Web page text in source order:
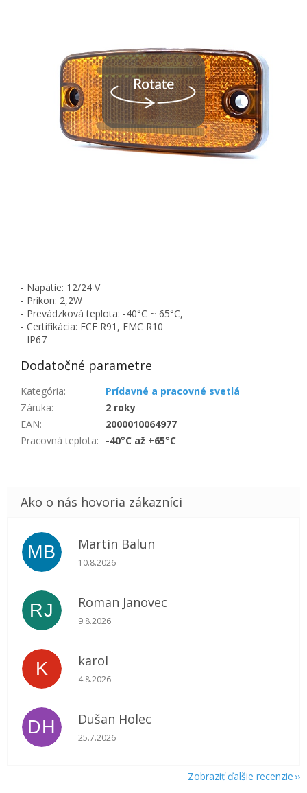
- Napätie: 12/24 V
- Príkon: 2,2W
- Prevádzková teplota: -40°C ~ 65°C,
- Certifikácia: ECE R91, EMC R10
- IP67
Dodatočné parametre
Kategória:
Prídavné a pracovné svetlá
Záruka:
2 roky
EAN:
2000010064977
Pracovná teplota: -40°C až +65°C
MB Martin Balun
Hodnotenie obchodu je 5 z 5 hviezdičiek.
10.8.2026
RJ Roman Janovec
Hodnotenie obchodu je 5 z 5 hviezdičiek.
9.8.2026
K karol
Hodnotenie obchodu je 5 z 5 hviezdičiek.
4.8.2026
DH Dušan Holec
Hodnotenie obchodu je 5 z 5 hviezdičiek.
25.7.2026
Zobraziť ďalšie recenzie